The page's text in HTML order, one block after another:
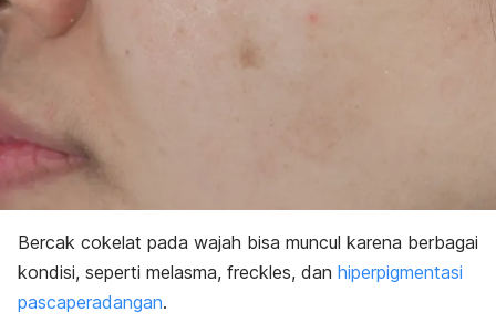
Bercak cokelat pada wajah bisa muncul karena berbagai
kondisi, seperti melasma, freckles, dan hiperpigmentasi
pascaperadangan.